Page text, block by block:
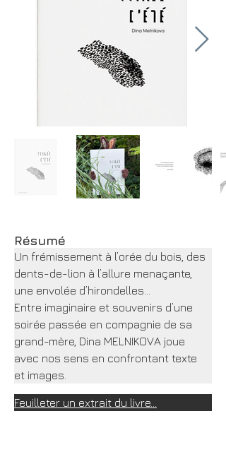
Résumé
Un frémissement à l’orée du bois, des
dents-de-lion à l’allure menaçante,
une envolée d’hirondelles...
Entre imaginaire et souvenirs d’une
soirée passée en compagnie de sa
grand-mère, Dina MELNIKOVA joue
avec nos sens en confrontant texte
et images.
Feuilleter un extrait du livre...